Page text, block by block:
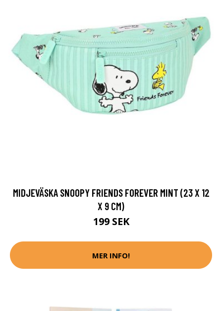
MIDJEVÄSKA SNOOPY FRIENDS FOREVER MINT (23 X 12
X 9 CM)
199 SEK
MER INFO!